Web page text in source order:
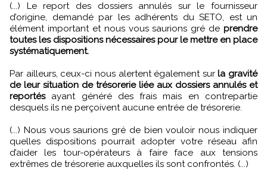
(...) Le report des dossiers annulés sur le fournisseur
d’origine, demandé par les adhérents du SETO, est un
élément important et nous vous saurions gré de prendre
toutes les dispositions nécessaires pour le mettre en place
systématiquement.
Par ailleurs, ceux-ci nous alertent également surla gravité
de leur situation de trésorerie liée aux dossiers annulés et
reportésayant généré des frais mais en contrepartie
desquels ils ne perçoivent aucune entrée de trésorerie.
(...) Nous vous saurions gré de bien vouloir nous indiquer
quelles dispositions pourrait adopter votre réseau afin
d’aider les tour-opérateurs à faire face aux tensions
extrêmes de trésorerie auxquelles ils sont confrontés. (...)